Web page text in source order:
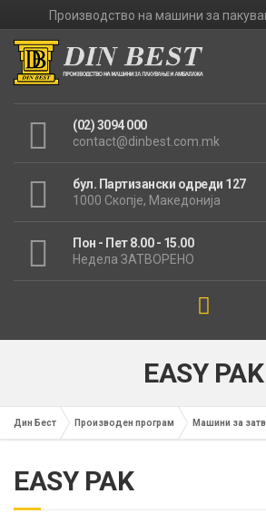
Производство на машини за
(02) 3094 000
contact@dinbest.com.mk
бул. Партизански одреди 127
1000 Скопје, Македонија
Пон - Пет 8.00 - 15.00
Недела ЗАТВОРЕНО
EASY PAK
Дин Бест Производен програм Машини за
EASY PAK